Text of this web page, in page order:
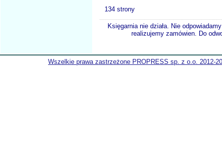
134 strony
Księgarnia nie działa. Nie
realizujemy zamówien. Do
Wszelkie prawa zastrzeżone PROPRESS sp. z o.o. 2012-